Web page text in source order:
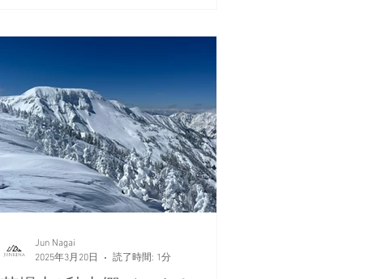
Jun Nagai
2025年3月20日
読了時間: 1分